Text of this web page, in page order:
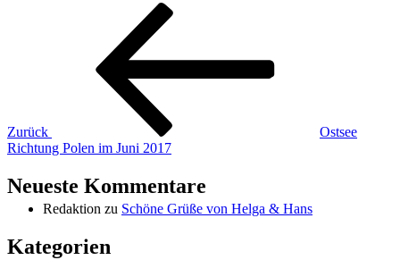
Beitragsnavigation
Zurück
Ostsee
Richtung Polen im Juni 2017
Neueste Kommentare
Redaktion zu Schöne Grüße von Helga & Hans
Kategorien